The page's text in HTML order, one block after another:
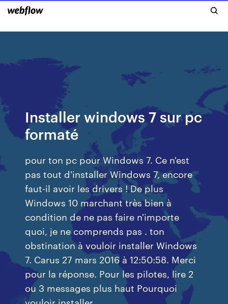
Installer windows 7 sur pc
formaté
pour ton pc pour Windows 7. Ce n'est
pas tout d'installer Windows 7, encore
faut-il avoir les drivers ! De plus
Windows 10 marchant très bien à
condition de ne pas faire n'importe
quoi, je ne comprends pas . ton
obstination à vouloir installer Windows
7. Carus 27 mars 2016 à 12:50:58. Merci
pour la réponse. Pour les pilotes, lire 2
ou 3 messages plus haut Pourquoi